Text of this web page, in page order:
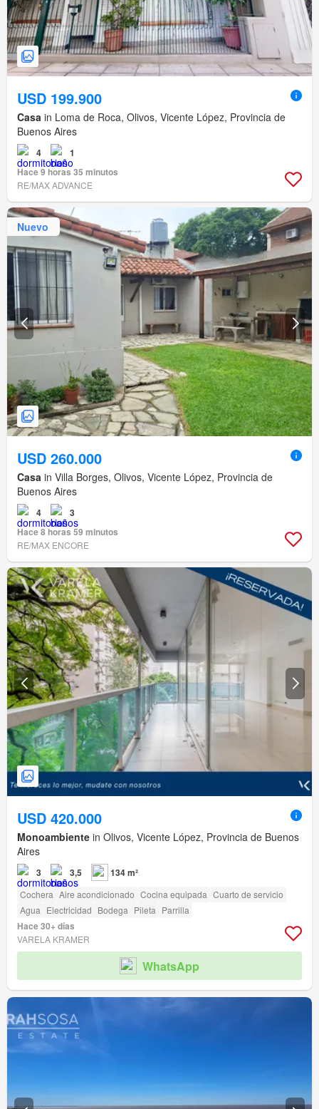
USD 199.900
Casa in Loma de Roca, Olivos, Vicente López, Provincia de
Buenos Aires
4
1
Hace 9 horas 35 minutos
RE/MAX ADVANCE
Nuevo
USD 260.000
Casa in Villa Borges, Olivos, Vicente López, Provincia de
Buenos Aires
4
3
Hace 8 horas 59 minutos
RE/MAX ENCORE
USD 420.000
Monoambiente in Olivos, Vicente López, Provincia de Buenos
Aires
3 3,5 134 m²
Cochera Aire acondicionado Cocina equipada Cuarto de servicio
Agua Electricidad Bodega Pileta Parrilla
Hace 30+ días
VARELA KRAMER
WhatsApp